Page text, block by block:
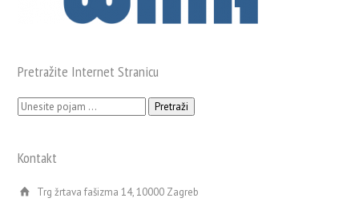
Pretražite Internet Stranicu
Pretraži:
Kontakt
Trg žrtava fašizma 14, 10000 Zagreb